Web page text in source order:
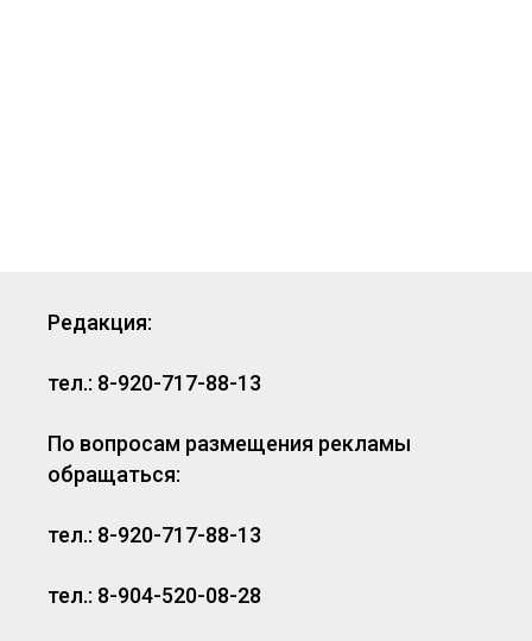
Редакция:
тел.: 8-920-717-88-13
По вопросам размещения рекламы
обращаться:
тел.: 8-920-717-88-13
тел.: 8-904-520-08-28